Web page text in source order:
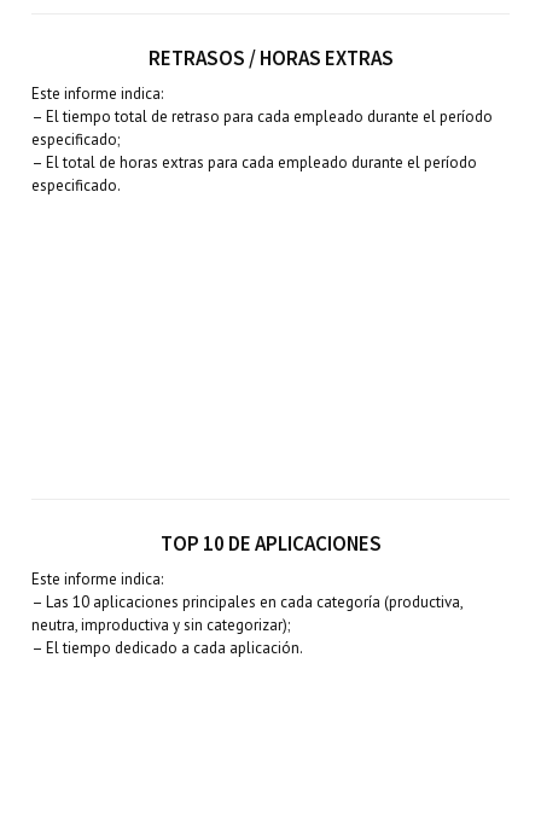
RETRASOS / HORAS EXTRAS
Este informe indica:
– El tiempo total de retraso para cada empleado durante el período
especificado;
– El total de horas extras para cada empleado durante el período
especificado.
TOP 10 DE APLICACIONES
Este informe indica:
– Las 10 aplicaciones principales en cada categoría (productiva,
neutra, improductiva y sin categorizar);
– El tiempo dedicado a cada aplicación.